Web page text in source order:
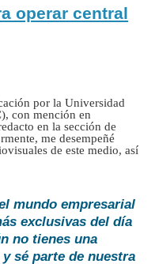
operar central
por la Universidad
con mención en
en la sección de
me desempeñé
de este medio, así
mundo empresarial
exclusivas del día
no tienes una
y sé parte de nuestra